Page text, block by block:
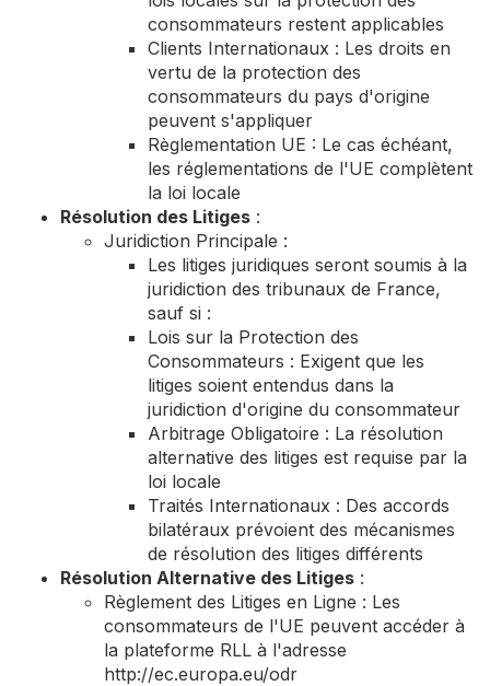
consommateurs restent applicables
Clients Internationaux : Les droits en
vertu de la protection des
consommateurs du pays d'origine
peuvent s'appliquer
Règlementation UE : Le cas échéant,
les réglementations de l'UE complètent
la loi locale
Résolution des Litiges :
Juridiction Principale :
Les litiges juridiques seront soumis à la
juridiction des tribunaux de France,
sauf si :
Lois sur la Protection des
Consommateurs : Exigent que les
litiges soient entendus dans la
juridiction d'origine du consommateur
Arbitrage Obligatoire : La résolution
alternative des litiges est requise par la
loi locale
Traités Internationaux : Des accords
bilatéraux prévoient des mécanismes
de résolution des litiges différents
Résolution Alternative des Litiges :
Règlement des Litiges en Ligne : Les
consommateurs de l'UE peuvent accéder à
la plateforme RLL à l'adresse
http://ec.europa.eu/odr